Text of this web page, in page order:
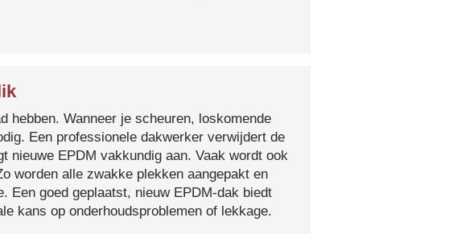
hebben. Wanneer je scheuren, loskomende
Een professionele dakwerker verwijdert de
nieuwe EPDM vakkundig aan. Vaak wordt ook
worden alle zwakke plekken aangepakt en
Een goed geplaatst, nieuw EPDM-dak biedt
kans op onderhoudsproblemen of lekkage.